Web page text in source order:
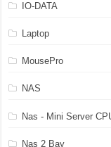
IO-DATA
Laptop
MousePro
NAS
Nas - Mini Server
Nas 2 Bay